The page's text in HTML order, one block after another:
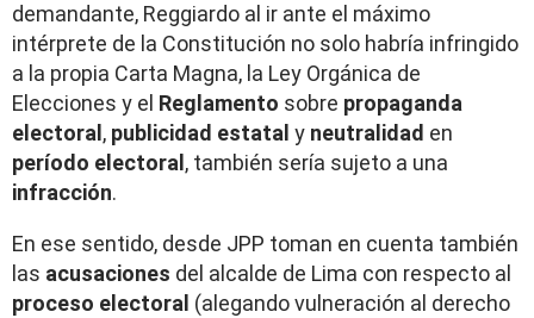
demandante, Reggiardo al ir ante el máximo
intérprete de la Constitución no solo habría infringido
a la propia Carta Magna, la Ley Orgánica de
Elecciones y el Reglamento sobre propaganda
electoral , publicidad estatal y neutralidad en
período electoral , también sería sujeto a una
infracción.
En ese sentido, desde JPP toman en cuenta también
las acusaciones del alcalde de Lima con respecto al
proceso electoral (alegando vulneración al derecho